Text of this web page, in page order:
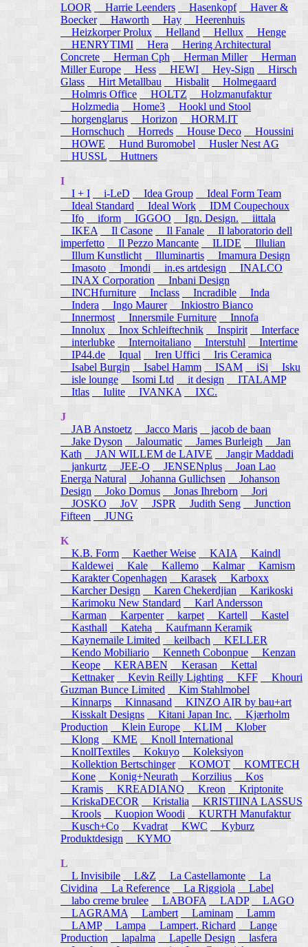
LOOR
Harrie Leenders Hasenkopf
Haver &
Boecker
Haworth Hay
Heerenhuis
Heizkorper Prolux
Helland Hellux
Henge
HENRYTIMI
Hera
Hering Architectural
Concrete
Herman Cph Herman Miller
Herman
Miller Europe
Hess HEWI Hey-Sign
Hirsch
Glass
Hirt Metallbau Hisbalit
Holmegaard
Holmris Office
HOLTZ
Holzmanufaktur
Holzmedia
Home3
Hookl und Stool
horgenglarus
Horizon
HORM.IT
Hornschuch
Horreds House Deco
Houssini
HOWE
Hund Buromobel
Husler Nest AG
HUSSL
Huttners
I
I + I
i-LeD Idea Group
Ideal Form Team
Ideal Standard
Ideal Work
IDM Coupechoux
Ifo
iform IGGOO Ign. Design.
iittala
IKEA
Il Casone Il Fanale
Il laboratorio dell
imperfetto
Il Pezzo Mancante ILIDE
Illulian
Illum Kunstlicht
Illuminartis
Imamura Design
Imasoto
Imondi in.es artdesign
INALCO
INAX Corporation
Inbani Design
INCHfurniture
Inclass Incradible
Inda
Indera
Ingo Maurer
Inkiostro Bianco
Innermost
Innersmile Furniture
Innofa
Innolux
Inox Schleiftechnik Inspirit
Interface
interlubke
Internoitaliano Interstuhl
Intertime
IP44.de
Iqual Iren Uffici
Iris Ceramica
Isabel Burgin
Isabel Hamm ISAM iSi Isku
isle lounge
Isomi Ltd it design
ITALAMP
Itlas
Iulite IVANKA IXC.
J
JAB Anstoetz
Jacco Maris
jacob de baan
Jake Dyson
Jaloumatic James Burleigh
Jan
Kath
JAN WILLEM de LAIVE
Jangir Maddadi
jankurtz JEE-O JENSENplus
Joan Lao
Energa Natural
Johanna Gullichsen
Johanson
Design
Joko Domus Jonas Ihreborn
Jori
JOSKO
JoV JSPR Judith Seng
Junction
Fifteen
JUNG
K
K.B. Form
Kaether Weise KAIA
Kaindl
Kaldewei
Kale Kallemo Kalmar
Kamism
Karakter Copenhagen
Karasek
Karboxx
Karcher Design
Karen Chekerdjian
Karikoski
Karimoku New Standard
Karl Andersson
Karman
Karpenter karpet Kartell
Kastel
Kasthall
Kateha
Kaufmann Keramik
Kaynemaile Limited keilbach
KELLER
Kendo Mobiliario
Kenneth Cobonpue
Kenzan
Keope
KERABEN Kerasan
Kettal
Kettnaker Kevin Reilly Lighting KFF
Khouri
Guzman Bunce Limited
Kim Stahlmobel
Kinnarps
Kinnasand
KINZO AIR by bau+art
Kisskalt Designs
Kitani Japan Inc.
Kjærholm
Production
Klein Europe KLIM
Klober
Klong
KME
Knoll International
KnollTextiles
Kokuyo
Koleksiyon
Kollektion Bertschinger KOMOT
KOMTECH
Kone
Konig+Neurath Korzilius
Kos
Kramis
KREADIANO Kreon
Kriptonite
KriskaDECOR
Kristalia
KRISTIINA LASSUS
Krools
Kuopion Woodi
KURTH Manufaktur
Kusch+Co
Kvadrat KWC
Kyburz
Produktdesign
KYMO
L
L Invisibile
L&Z La Castellamonte
La
Cividina
La Reference La Riggiola
Label
labo creme brulee
LABOFA LADP
LAGO
LAGRAMA
Lambert Laminam
Lamm
LAMP
Lampa Lampert, Richard
Lange
Production
lapalma Lapelle Design
lasfera